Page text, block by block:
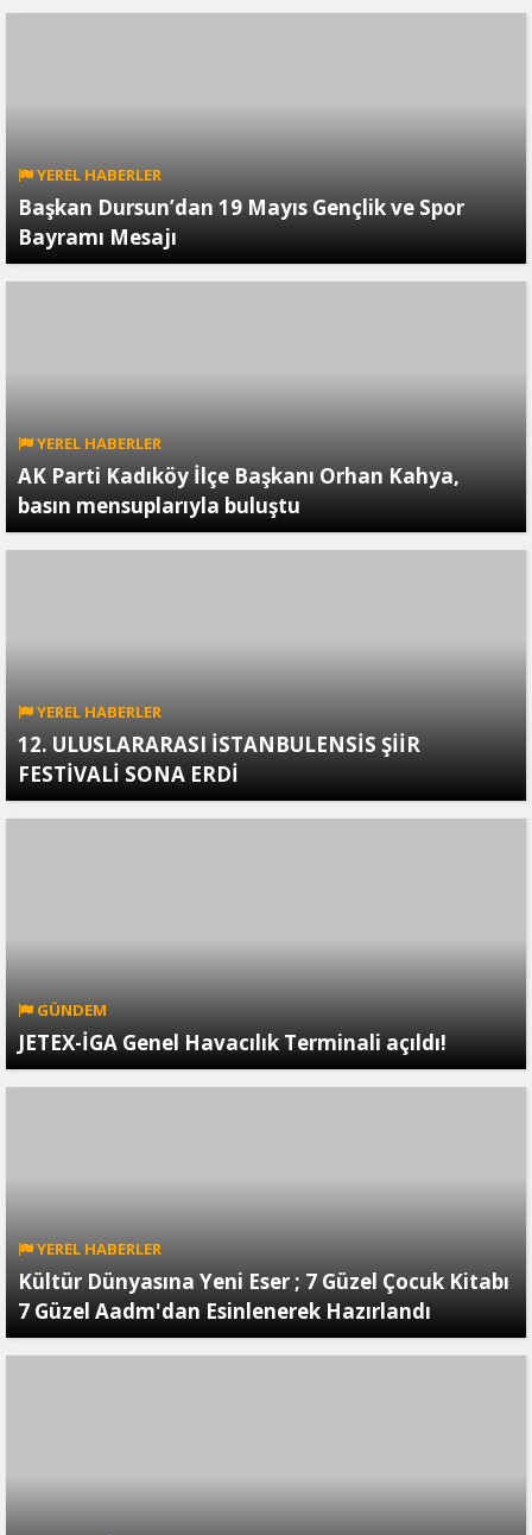
YEREL HABERLER
Başkan Dursun’dan 19 Mayıs Gençlik ve Spor
Bayramı Mesajı
YEREL HABERLER
AK Parti Kadıköy İlçe Başkanı Orhan Kahya,
basın mensuplarıyla buluştu
YEREL HABERLER
12. ULUSLARARASI İSTANBULENSİS ŞİİR
FESTİVALİ SONA ERDİ
GÜNDEM
JETEX-İGA Genel Havacılık Terminali açıldı!
YEREL HABERLER
Kültür Dünyasına Yeni Eser ; 7 Güzel Çocuk Kitabı
7 Güzel Aadm'dan Esinlenerek Hazırlandı